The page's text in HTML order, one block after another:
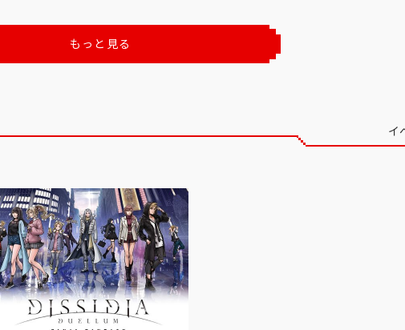
もっと見る
イ